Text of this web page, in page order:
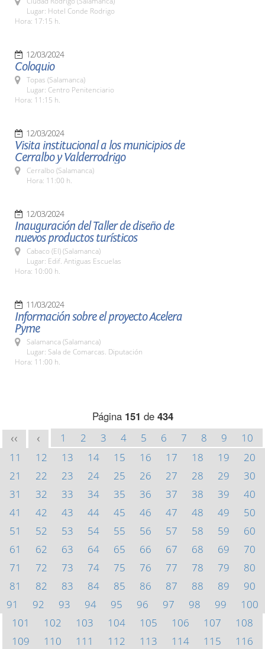
Lugar: Hotel Conde Rodrigo
Hora: 17:15 h.
12/03/2024
Coloquio
Topas (Salamanca)
Lugar: Centro Penitenciario
Hora: 11:15 h.
12/03/2024
Visita institucional a los municipios de
Cerralbo y Valderrodrigo
Cerralbo (Salamanca)
Hora: 11:00 h.
12/03/2024
Inauguración del Taller de diseño de
nuevos productos turísticos
Cabaco (El) (Salamanca)
Lugar: Edif. Antiguas Escuelas
Hora: 10:00 h.
11/03/2024
Información sobre el proyecto Acelera
Pyme
Salamanca (Salamanca)
Lugar: Sala de Comarcas. Diputación
Hora: 11:00 h.
Página 151 de 434
<< < 1 2 3 4 5 6 7 8 9
10
11
12 13 14 15 16 17 18 19
20
21
22 23 24 25 26 27 28 29
30
31
32 33 34 35 36 37 38 39
40
41
42 43 44 45 46 47 48 49
50
51
52 53 54 55 56 57 58 59
60
61
62 63 64 65 66 67 68 69
70
71
72 73 74 75 76 77 78 79
80
81
82 83 84 85 86 87 88 89
90
91
92 93 94 95 96 97 98 99
100
101
102 103 104 105 106 107
108
109
110 111 112 113 114 115
116